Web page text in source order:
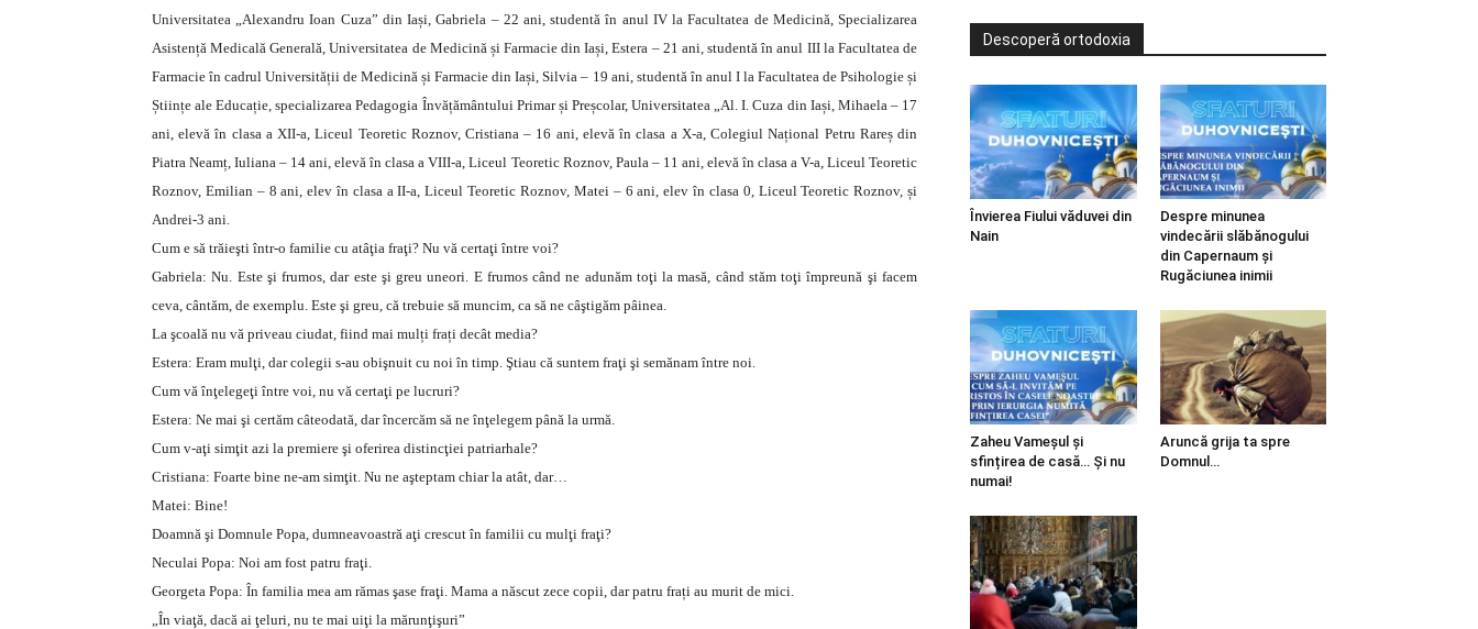
Universitatea „Alexandru Ioan Cuza” din Iași, Gabriela – 22 ani, studentă în anul IV la Facultatea de Medicină, Specializarea
Asistență Medicală Generală, Universitatea de Medicină și Farmacie din Iași, Estera – 21 ani, studentă în anul III la Facultatea de
Farmacie în cadrul Universității de Medicină și Farmacie din Iași, Silvia – 19 ani, studentă în anul I la Facultatea de Psihologie și
Științe ale Educație, specializarea Pedagogia Învățământului Primar și Preșcolar, Universitatea „Al. I. Cuza din Iași, Mihaela – 17
ani, elevă în clasa a XII-a, Liceul Teoretic Roznov, Cristiana – 16 ani, elevă în clasa a X-a, Colegiul Național Petru Rareș din
Piatra Neamț, Iuliana – 14 ani, elevă în clasa a VIII-a, Liceul Teoretic Roznov, Paula – 11 ani, elevă în clasa a V-a, Liceul Teoretic
Roznov, Emilian – 8 ani, elev în clasa a II-a, Liceul Teoretic Roznov, Matei – 6 ani, elev în clasa 0, Liceul Teoretic Roznov, și
Andrei-3 ani.
Cum e să trăieşti într-o familie cu atâţia fraţi? Nu vă certaţi între voi?
Gabriela: Nu. Este şi frumos, dar este şi greu uneori. E frumos când ne adunăm toţi la masă, când stăm toţi împreună şi facem
ceva, cântăm, de exemplu. Este şi greu, că trebuie să muncim, ca să ne câştigăm pâinea.
La şcoală nu vă priveau ciudat, fiind mai mulți frați decât media?
Estera: Eram mulţi, dar colegii s-au obişnuit cu noi în timp. Ştiau că suntem fraţi şi semănam între noi.
Cum vă înţelegeţi între voi, nu vă certaţi pe lucruri?
Estera: Ne mai şi certăm câteodată, dar încercăm să ne înţelegem până la urmă.
Cum v-aţi simţit azi la premiere şi oferirea distincţiei patriarhale?
Cristiana: Foarte bine ne-am simţit. Nu ne aşteptam chiar la atât, dar…
Matei: Bine!
Doamnă şi Domnule Popa, dumneavoastră aţi crescut în familii cu mulţi fraţi?
Neculai Popa: Noi am fost patru fraţi.
Georgeta Popa: În familia mea am rămas şase fraţi. Mama a născut zece copii, dar patru frați au murit de mici.
„În viaţă, dacă ai ţeluri, nu te mai uiţi la mărunţişuri”
Descoperă ortodoxia
Învierea Fiului văduvei din
Nain
Despre minunea
vindecării slăbănogului
din Capernaum și
Rugăciunea inimii
Zaheu Vameșul și
sfințirea de casă… Și nu
numai!
Aruncă grija ta spre
Domnul…